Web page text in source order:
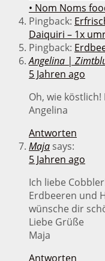
• Nom Noms
Pingback:
Daiquiri – 1x
Pingback:
Angelina |
5 Jahren ago
Oh, wie
Angelina
Antworten
Maja says:
5 Jahren ago
Ich liebe
Erdbeeren und
wünsche dir
Liebe Grüße
Maja
Antworten